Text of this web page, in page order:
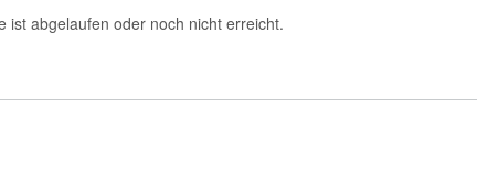
ist abgelaufen oder noch nicht erreicht.